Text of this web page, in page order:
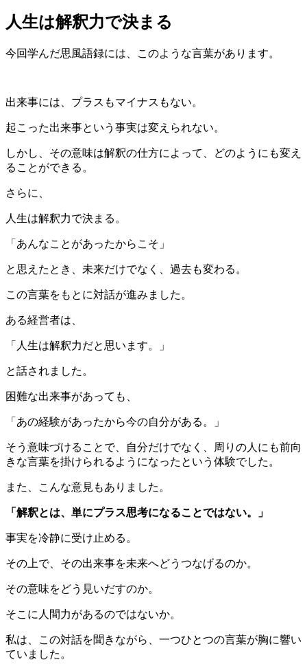
人生は解釈力で決まる
今回学んだ思風語録には、このような言葉があります。
出来事には、プラスもマイナスもない。
起こった出来事という事実は変えられない。
しかし、その意味は解釈の仕方によって、どのようにも変え
ることができる。
さらに、
人生は解釈力で決まる。
「あんなことがあったからこそ」
と思えたとき、未来だけでなく、過去も変わる。
この言葉をもとに対話が進みました。
ある経営者は、
「人生は解釈力だと思います。」
と話されました。
困難な出来事があっても、
「あの経験があったから今の自分がある。」
そう意味づけることで、自分だけでなく、周りの人にも前向
きな言葉を掛けられるようになったという体験でした。
また、こんな意見もありました。
「解釈とは、単にプラス思考になることではない。」
事実を冷静に受け止める。
その上で、その出来事を未来へどうつなげるのか。
その意味をどう見いだすのか。
そこに人間力があるのではないか。
私は、この対話を聞きながら、一つひとつの言葉が胸に響い
ていました。